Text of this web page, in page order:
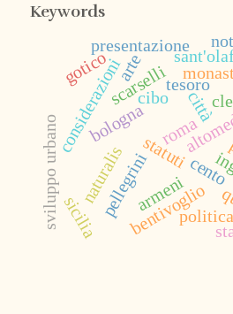
Keywords
bologna
cento
statuti
scarselli
pellegrini
roma
considerazioni
bentivoglio
città
sviluppo urbano
tesoro
presentazione
armeni
naturalis
politica
cibo
sicilia
arte
gotico